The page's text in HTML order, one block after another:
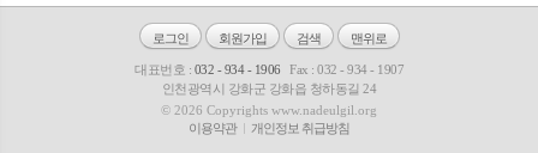
로그인 회원가입 검색 맨위로
대표번호 : 032 - 934 - 1906
Fax : 032 - 934 - 1907
인천광역시 강화군 강화읍 청하동길 24
© 2026 Copyrights www.nadeulgil.org
이용약관
개인정보 취급방침